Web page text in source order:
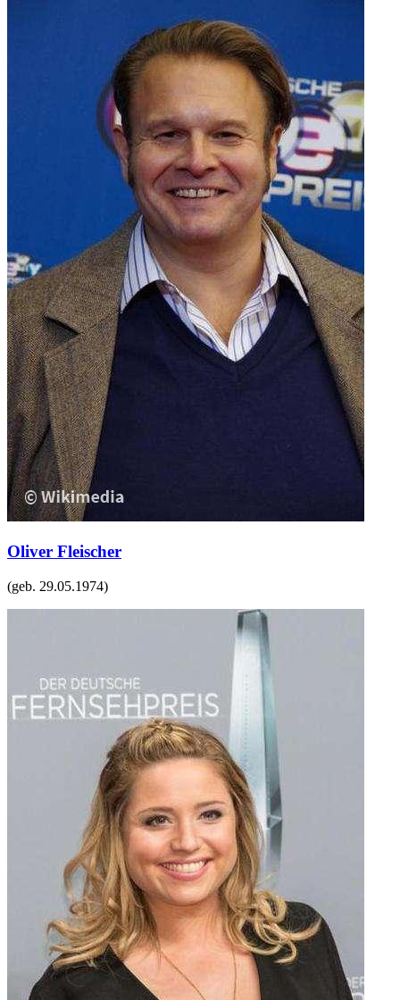
Oliver Fleischer
(geb. 29.05.1974)